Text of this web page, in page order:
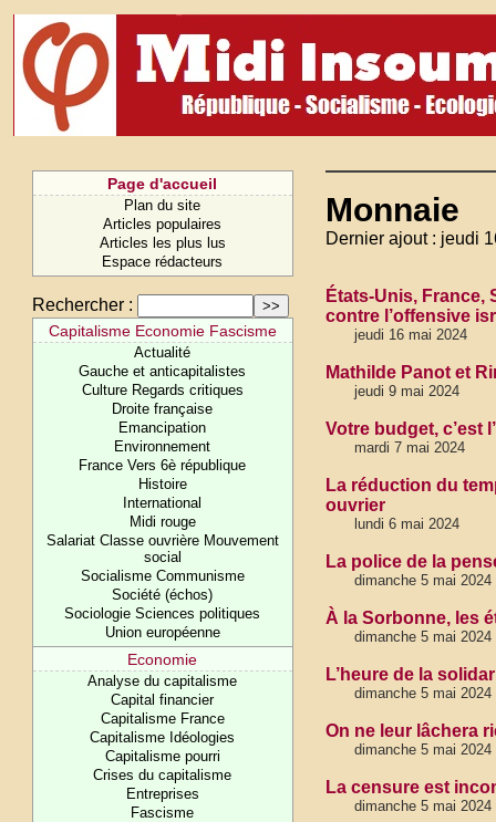
Page d'accueil
Plan du site
Articles populaires
Articles les plus lus
Espace rédacteurs
Rechercher :
Capitalisme Economie Fascisme
Actualité
Gauche et anticapitalistes
Culture Regards critiques
Droite française
Emancipation
Environnement
France Vers 6è république
Histoire
International
Midi rouge
Salariat Classe ouvrière Mouvement
social
Socialisme Communisme
Société (échos)
Sociologie Sciences politiques
Union européenne
Economie
Analyse du capitalisme
Capital financier
Capitalisme France
Capitalisme Idéologies
Capitalisme pourri
Crises du capitalisme
Entreprises
Fascisme
Monnaie
Dernier ajout : jeudi
États-Unis,
contre l’offensive
jeudi 16 mai 2024
Mathilde Panot et
jeudi 9 mai 2024
Votre budget, c’est
mardi 7 mai 2024
La réduction du
ouvrier
lundi 6 mai 2024
La police de la
dimanche 5 mai 2024
À la Sorbonne, les
dimanche 5 mai 2024
L’heure de la
dimanche 5 mai 2024
On ne leur lâchera
dimanche 5 mai 2024
La censure est
dimanche 5 mai 2024